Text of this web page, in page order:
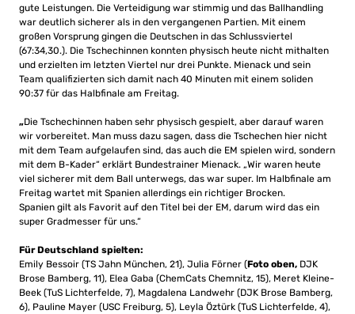
gute Leistungen. Die Verteidigung war stimmig und das Ballhandling
war deutlich sicherer als in den vergangenen Partien. Mit einem
großen Vorsprung gingen die Deutschen in das Schlussviertel
(67:34,30.). Die Tschechinnen konnten physisch heute nicht mithalten
und erzielten im letzten Viertel nur drei Punkte. Mienack und sein
Team qualifizierten sich damit nach 40 Minuten mit einem soliden
90:37 für das Halbfinale am Freitag.
„Die Tschechinnen haben sehr physisch gespielt, aber darauf waren
wir vorbereitet. Man muss dazu sagen, dass die Tschechen hier nicht
mit dem Team aufgelaufen sind, das auch die EM spielen wird, sondern
mit dem B-Kader“ erklärt Bundestrainer Mienack. „Wir waren heute
viel sicherer mit dem Ball unterwegs, das war super. Im Halbfinale am
Freitag wartet mit Spanien allerdings ein richtiger Brocken.
Spanien gilt als Favorit auf den Titel bei der EM, darum wird das ein
super Gradmesser für uns.“
Für Deutschland spielten:
Emily Bessoir (TS Jahn München, 21), Julia Förner (Foto oben, DJK
Brose Bamberg, 11), Elea Gaba (ChemCats Chemnitz, 15), Meret Kleine-
Beek (TuS Lichterfelde, 7), Magdalena Landwehr (DJK Brose Bamberg,
6), Pauline Mayer (USC Freiburg, 5), Leyla Öztürk (TuS Lichterfelde, 4),